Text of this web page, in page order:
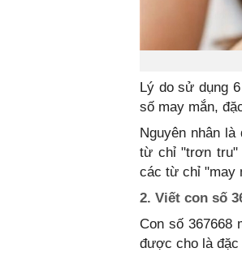
Lý do sử dụng
số may mắn,
Nguyên nhân
từ chỉ "trơn tru"
các từ chỉ "may
2. Viết con số
Con số 367668
được cho là đặc